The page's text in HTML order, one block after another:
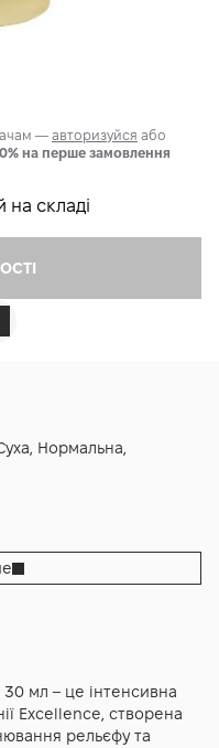
— авторизуйся або
на перше замовлення
на складі
Нормальна,
мл – це інтенсивна
Excellence, створена
рельєфу та